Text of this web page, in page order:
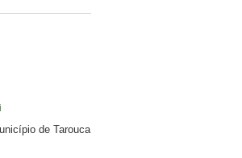
de Tarouca